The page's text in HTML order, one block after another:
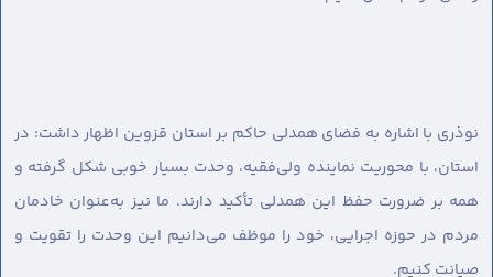
نوذری با اشاره به فضای همدلی حاکم بر استان قزوین اظهار داشت: در
استان، با محوریت نماینده ولی‌فقیه، وحدت بسیار خوبی شکل گرفته و
همه بر ضرورت حفظ این همدلی تأکید دارند. ما نیز به‌عنوان خادمان
مردم در حوزه اجرایی، خود را موظف می‌دانیم این وحدت را تقویت و
صیانت کنیم.